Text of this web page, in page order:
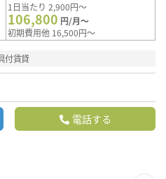
1日当たり 2,900円～
106,800 円/月～
初期費用他 16,500円～
付賃貸
電話する